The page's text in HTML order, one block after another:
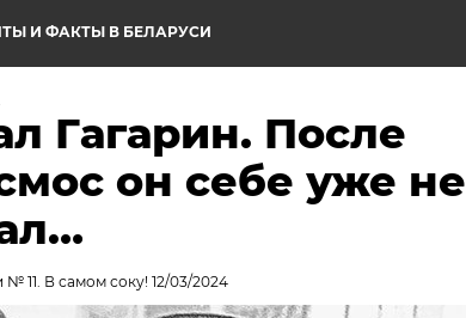
И ФАКТЫ В БЕЛАРУСИ
Гагарин. После
он себе уже не
11. В самом соку! 12/03/2024